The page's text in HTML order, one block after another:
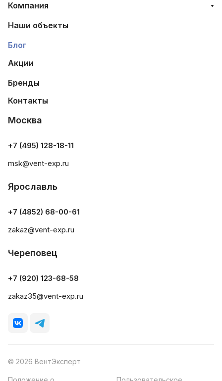
Компания
Наши объекты
Блог
Акции
Бренды
Контакты
Москва
+7 (495) 128-18-11
msk@vent-exp.ru
Ярославль
+7 (4852) 68-00-61
zakaz@vent-exp.ru
Череповец
+7 (920) 123-68-58
zakaz35@vent-exp.ru
© 2026 ВентЭксперт